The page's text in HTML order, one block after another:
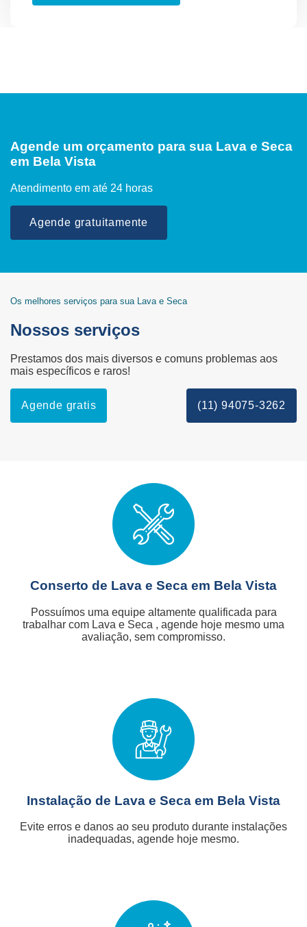
Agende um orçamento para sua Lava e Seca
em Bela Vista
Atendimento em até 24 horas
Agende gratuitamente
Os melhores serviços para sua Lava e Seca
Nossos serviços
Prestamos dos mais diversos e comuns problemas aos
mais específicos e raros!
Agende gratis (11) 94075-3262
Conserto de Lava e Seca em Bela Vista
Possuímos uma equipe altamente qualificada para
trabalhar com Lava e Seca , agende hoje mesmo uma
avaliação, sem compromisso.
Instalação de Lava e Seca em Bela Vista
Evite erros e danos ao seu produto durante instalações
inadequadas, agende hoje mesmo.